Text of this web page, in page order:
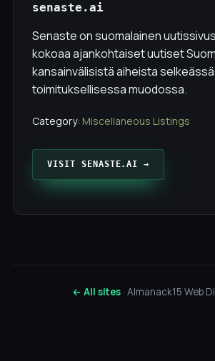
senaste.ai
Senaste on suomalainen
kokoaa ajankohtaiset uutiset
kansainvälisistä aiheista
toimituksellisessa muodossa.
Category: Miscellaneous Listings
VISIT SENASTE.AI →
← All sites· Almanack15 Web